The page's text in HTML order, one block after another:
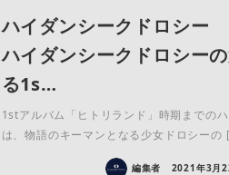
ハイダンシークドロシー
ハイダンシークドロシー
る1s…
1stアルバム「ヒトリランド」時期までの
は、物語のキーマンとなる少女ドロシーの
編集者 2021年3月